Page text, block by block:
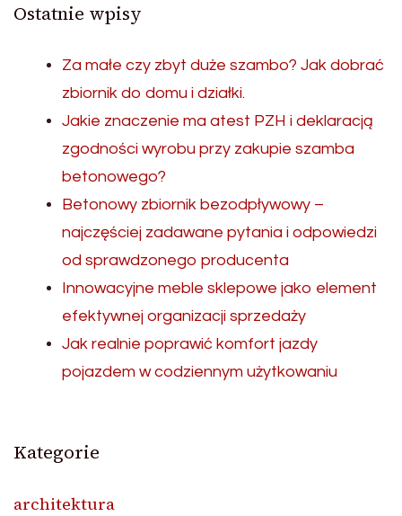
Ostatnie wpisy
Za małe czy zbyt duże szambo? Jak dobrać
zbiornik do domu i działki.
Jakie znaczenie ma atest PZH i deklaracją
zgodności wyrobu przy zakupie szamba
betonowego?
Betonowy zbiornik bezodpływowy –
najczęściej zadawane pytania i odpowiedzi
od sprawdzonego producenta
Innowacyjne meble sklepowe jako element
efektywnej organizacji sprzedaży
Jak realnie poprawić komfort jazdy
pojazdem w codziennym użytkowaniu
Kategorie
architektura